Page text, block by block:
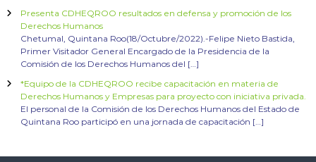
Presenta CDHEQROO resultados en defensa y promoción de los
Derechos Humanos
Chetumal, Quintana Roo(18/Octubre/2022).-Felipe Nieto Bastida,
Primer Visitador General Encargado de la Presidencia de la
Comisión de los Derechos Humanos del […]
*Equipo de la CDHEQROO recibe capacitación en materia de
Derechos Humanos y Empresas para proyecto con iniciativa privada.
El personal de la Comisión de los Derechos Humanos del Estado de
Quintana Roo participó en una jornada de capacitación […]